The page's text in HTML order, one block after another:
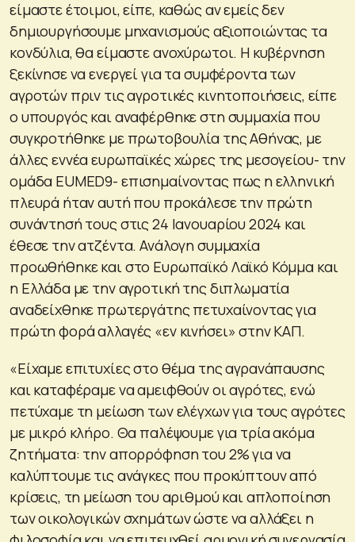
είμαστε έτοιμοι, είπε, καθώς αν εμείς δεν
δημιουργήσουμε μηχανισμούς αξιοποιώντας τα
κονδύλια, θα είμαστε ανοχύρωτοι. Η κυβέρνηση
ξεκίνησε να ενεργεί για τα συμφέροντα των
αγροτών πριν τις αγροτικές κινητοποιήσεις, είπε
ο υπουργός και αναφέρθηκε στη συμμαχία που
συγκροτήθηκε με πρωτοβουλία της Αθήνας, με
άλλες εννέα ευρωπαϊκές χώρες της μεσογείου- την
ομάδα EUMED9- επισημαίνοντας πως η ελληνική
πλευρά ήταν αυτή που προκάλεσε την πρώτη
συνάντησή τους στις 24 Ιανουαρίου 2024 και
έθεσε την ατζέντα. Ανάλογη συμμαχία
προωθήθηκε και στο Ευρωπαϊκό Λαϊκό Κόμμα και
η Ελλάδα με την αγροτική της διπλωματία
αναδείχθηκε πρωτεργάτης πετυχαίνοντας για
πρώτη φορά αλλαγές «εν κινήσει» στην ΚΑΠ.
«Είχαμε επιτυχίες στο θέμα της αγρανάπαυσης
και καταφέραμε να αμειφθούν οι αγρότες, ενώ
πετύχαμε τη μείωση των ελέγχων για τους αγρότες
με μικρό κλήρο. Θα παλέψουμε για τρία ακόμα
ζητήματα: την απορρόφηση του 2% για να
καλύπτουμε τις ανάγκες που προκύπτουν από
κρίσεις, τη μείωση του αριθμού και απλοποίηση
των οικολογικών σχημάτων ώστε να αλλάξει η